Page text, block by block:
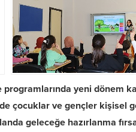
yeni dönem
çocuklar ve gençler kişisel
geleceğe hazırlanma